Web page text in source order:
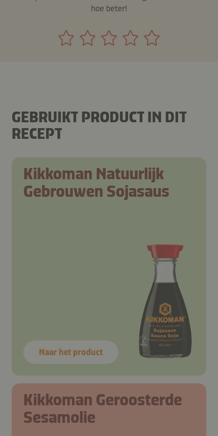
hoe beter!
GEBRUIKT PRODUCT IN DIT
RECEPT
Kikkoman Natuurlijk
Gebrouwen Sojasaus
Naar het product
Kikkoman Geroosterde
Sesamolie